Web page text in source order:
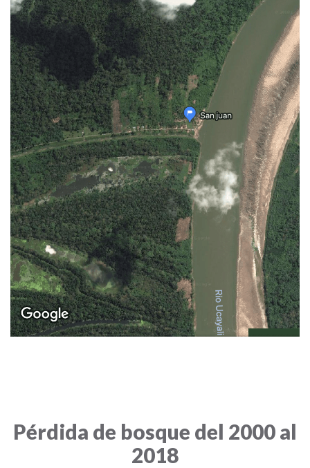
Pérdida de bosque del 2000 al
2018